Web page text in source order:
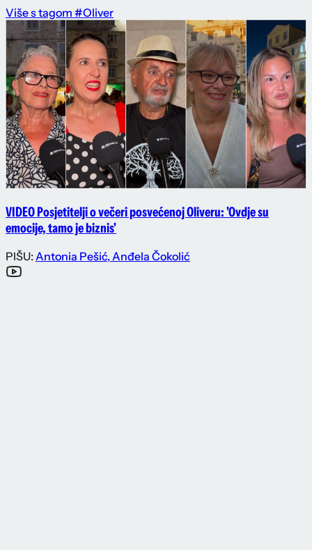
Više s tagom #Oliver
VIDEO Posjetitelji o večeri posvećenoj Oliveru: 'Ovdje su
emocije, tamo je biznis'
PIŠU: Antonia Pešić, Anđela Čokolić